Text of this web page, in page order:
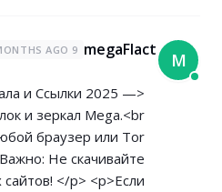
M
megaFlact
9 MONTHS AGO
и Ссылки 2025 —
и зеркал Mega.<br
браузер или Tor
Не скачивайте
</p> <p>Если